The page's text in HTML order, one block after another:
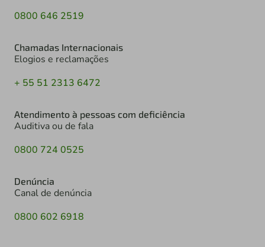
0800 646 2519
Chamadas Internacionais
Elogios e reclamações
+ 55 51 2313 6472
Atendimento à pessoas com deficiência
Auditiva ou de fala
0800 724 0525
Denúncia
Canal de denúncia
0800 602 6918